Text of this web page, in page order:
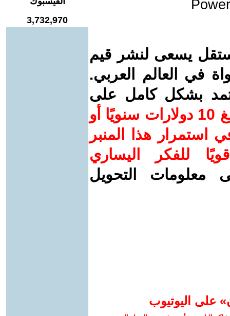
يسعى لنشر قيم
في العالم العربي.
بشكل كامل على
ساهم/ي معنا! بدعمكم بمبلغ 10 دولارات سنويًا أو
استمرار هذا المنبر
للفكر اليساري
معلومات التحويل
على اليوتيوب
3,732,970